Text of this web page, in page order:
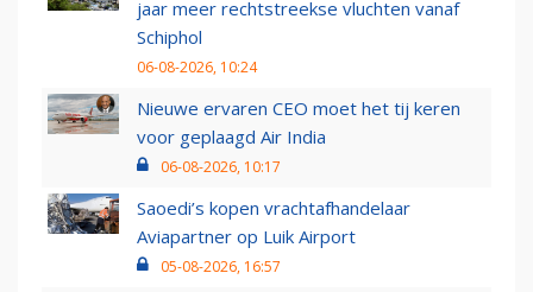
jaar meer rechtstreekse vluchten vanaf
Schiphol
06-08-2026, 10:24
Nieuwe ervaren CEO moet het tij keren
voor geplaagd Air India
06-08-2026, 10:17
Saoedi’s kopen vrachtafhandelaar
Aviapartner op Luik Airport
05-08-2026, 16:57